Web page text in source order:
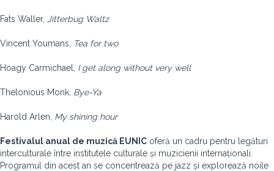
Fats Waller, Jitterbug Waltz
Vincent Youmans, Tea for two
Hoagy Carmichael, I get along without very well
Thelonious Monk, Bye-Ya
Harold Arlen, My shining hour
Festivalul anual de muzică EUNIC oferă un cadru pentru legături
interculturale între institutele culturale și muzicienii internaționali.
Programul din acest an se concentrează pe jazz și explorează noile